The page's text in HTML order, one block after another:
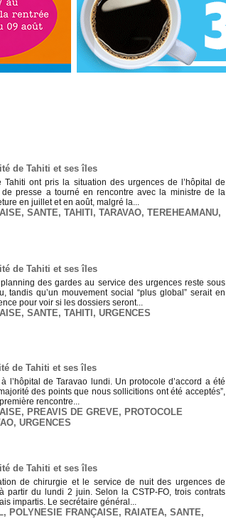
de Tahiti et ses îles
ont pris la situation des urgences de l’hôpital de
presse a tourné en rencontre avec la ministre de la
en juillet et en août, malgré la...
, SANTE, TAHITI , TARAVAO, TEREHEAMANU,
de Tahiti et ses îles
des gardes au service des urgences reste sous
qu’un mouvement social “plus global” serait en
pour voir si les dossiers seront...
, SANTE, TAHITI , URGENCES
de Tahiti et ses îles
l’hôpital de Taravao lundi. Un protocole d’accord a été
des points que nous sollicitions ont été acceptés”,
rencontre...
, PREAVIS DE GREVE, PROTOCOLE
, URGENCES
de Tahiti et ses îles
de chirurgie et le service de nuit des urgences de
partir du lundi 2 juin. Selon la CSTP-FO, trois contrats
impartis. Le secrétaire général...
, POLYNESIE FRANÇAISE, RAIATEA, SANTE,